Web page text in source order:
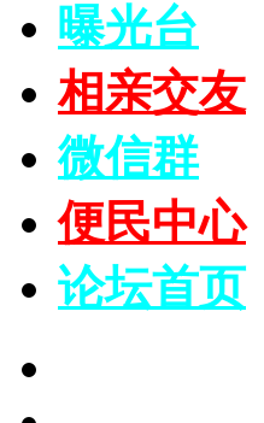
曝光台
相亲交友
微信群
便民中心
论坛首页